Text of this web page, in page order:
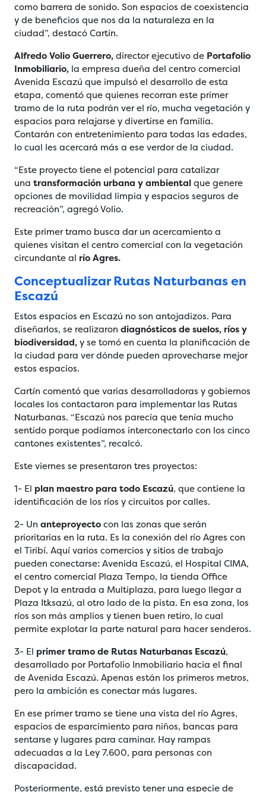
como barrera de sonido. Son espacios de coexistencia
y de beneficios que nos da la naturaleza en la
ciudad”, destacó Cartín.
Alfredo Volio Guerrero, director ejecutivo de Portafolio
Inmobiliario, la empresa dueña del centro comercial
Avenida Escazú que impulsó el desarrollo de esta
etapa, comentó que quienes recorran este primer
tramo de la ruta podrán ver el río, mucha vegetación y
espacios para relajarse y divertirse en familia.
Contarán con entretenimiento para todas las edades,
lo cual les acercará más a ese verdor de la ciudad.
“Este proyecto tiene el potencial para catalizar
una transformación urbana y ambiental que genere
opciones de movilidad limpia y espacios seguros de
recreación”, agregó Volio.
Este primer tramo busca dar un acercamiento a
quienes visitan el centro comercial con la vegetación
circundante al río Agres.
Conceptualizar Rutas Naturbanas en
Escazú
Estos espacios en Escazú no son antojadizos. Para
diseñarlos, se realizaron diagnósticos de suelos, ríos y
biodiversidad, y se tomó en cuenta la planificación de
la ciudad para ver dónde pueden aprovecharse mejor
estos espacios.
Cartín comentó que varias desarrolladoras y gobiernos
locales los contactaron para implementar las Rutas
Naturbanas. “Escazú nos parecía que tenía mucho
sentido porque podíamos interconectarlo con los cinco
cantones existentes”, recalcó.
Este viernes se presentaron tres proyectos:
1- El plan maestro para todo Escazú, que contiene la
identificación de los ríos y circuitos por calles.
2- Un anteproyecto con las zonas que serán
prioritarias en la ruta. Es la conexión del río Agres con
el Tiribí. Aquí varios comercios y sitios de trabajo
pueden conectarse: Avenida Escazú, el Hospital CIMA,
el centro comercial Plaza Tempo, la tienda Office
Depot y la entrada a Multiplaza, para luego llegar a
Plaza Itksazú, al otro lado de la pista. En esa zona, los
ríos son más amplios y tienen buen retiro, lo cual
permite explotar la parte natural para hacer senderos.
3- El primer tramo de Rutas Naturbanas Escazú,
desarrollado por Portafolio Inmobiliario hacia el final
de Avenida Escazú. Apenas están los primeros metros,
pero la ambición es conectar más lugares.
En ese primer tramo se tiene una vista del río Agres,
espacios de esparcimiento para niños, bancas para
sentarse y lugares para caminar. Hay rampas
adecuadas a la Ley 7.600, para personas con
discapacidad.
Posteriormente, está previsto tener una especie de